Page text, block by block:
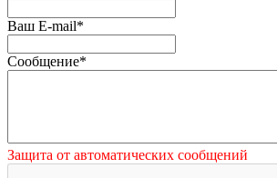
Ваш E-mail*
Сообщение*
Защита от автоматических сообщений